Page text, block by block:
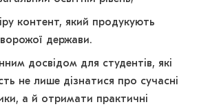
контент, який продукують
держави.
досвідом для студентів, які
не лише дізнатися про сучасні
а й отримати практичні